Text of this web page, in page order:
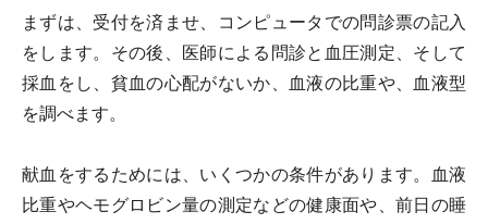
まずは、受付を済ませ、コンピュータでの問診票の記入
をします。その後、医師による問診と血圧測定、そして
採血をし、貧血の心配がないか、血液の比重や、血液型
を調べます。
献血をするためには、いくつかの条件があります。血液
比重やヘモグロビン量の測定などの健康面や、前日の睡